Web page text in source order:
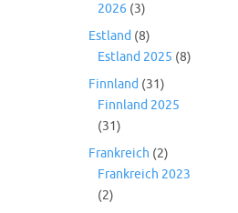
2026 (3)
Estland (8)
Estland 2025 (8)
Finnland (31)
Finnland 2025
(31)
Frankreich (2)
Frankreich 2023
(2)